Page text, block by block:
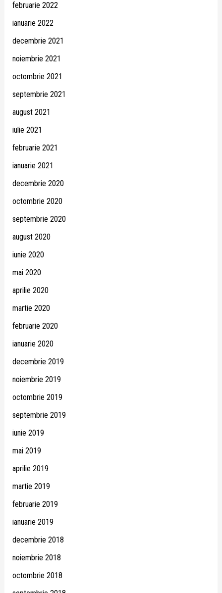
februarie 2022
ianuarie 2022
decembrie 2021
noiembrie 2021
octombrie 2021
septembrie 2021
august 2021
iulie 2021
februarie 2021
ianuarie 2021
decembrie 2020
octombrie 2020
septembrie 2020
august 2020
iunie 2020
mai 2020
aprilie 2020
martie 2020
februarie 2020
ianuarie 2020
decembrie 2019
noiembrie 2019
octombrie 2019
septembrie 2019
iunie 2019
mai 2019
aprilie 2019
martie 2019
februarie 2019
ianuarie 2019
decembrie 2018
noiembrie 2018
octombrie 2018